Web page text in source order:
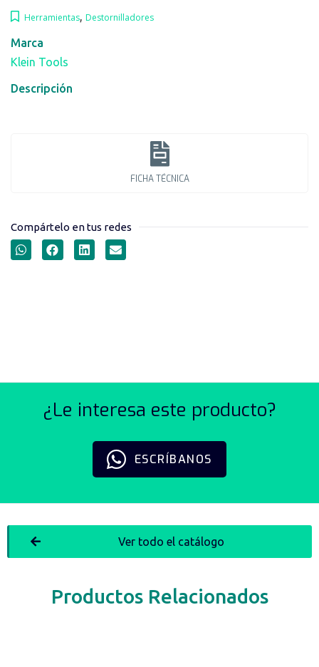
Herramientas, Destornilladores
Marca
Klein Tools
Descripción
FICHA TÉCNICA
Compártelo en tus redes
¿Le interesa este producto?
ESCRÍBANOS
Productos Relacionados
Ver todo el catálogo